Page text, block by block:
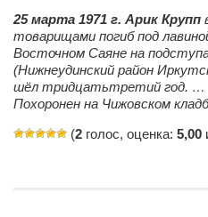
городская
Оптика —
Тенториум -
Кафе, клубы,
25 марта 1971 г. Арик Крупп
товарищами погиб под
Восточном Саяне на
(Нижнеудинский район
шёл тридцатьтретий год. …
Похоронен на Чижовском
(2 голос, оценка: 5,00